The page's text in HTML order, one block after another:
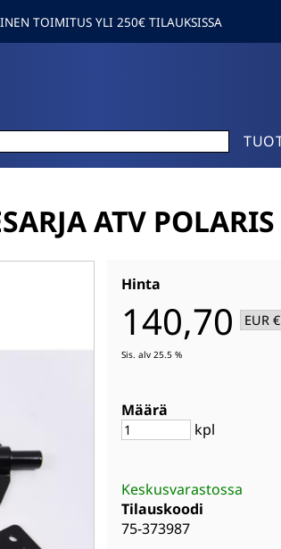
TOIMITUS YLI 250€ TILAUKSISSA
ATV
Hinta
140,70
Sis. alv 25.5 %
Määrä
kpl
Keskusvarastossa
Tilauskoodi
75-373987